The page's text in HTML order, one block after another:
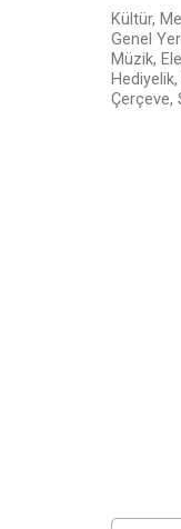
Kültür,
Genel
Müzik,
Çerçeve,